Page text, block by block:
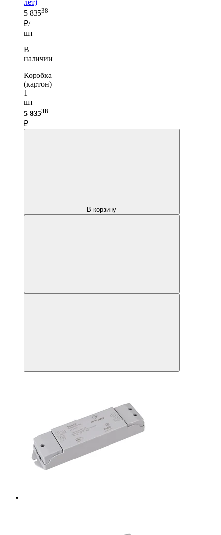
лет)
5 83538
₽/
шт
В
наличии
Коробка
(картон)
1
шт —
5 83538
₽
В корзину